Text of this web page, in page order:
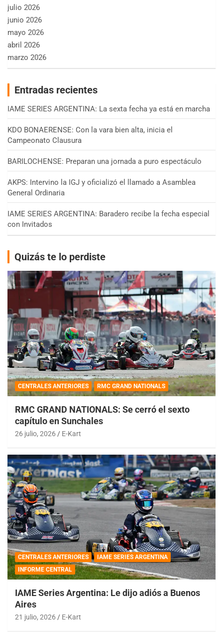
julio 2026
junio 2026
mayo 2026
abril 2026
marzo 2026
Entradas recientes
IAME SERIES ARGENTINA: La sexta fecha ya está en marcha
KDO BONAERENSE: Con la vara bien alta, inicia el
Campeonato Clausura
BARILOCHENSE: Preparan una jornada a puro espectáculo
AKPS: Intervino la IGJ y oficializó el llamado a Asamblea
General Ordinaria
IAME SERIES ARGENTINA: Baradero recibe la fecha especial
con Invitados
Quizás te lo perdiste
CENTRALES ANTERIORES RMC GRAND NATIONALS
RMC GRAND NATIONALS: Se cerró el sexto
capítulo en Sunchales
26 julio, 2026 E-Kart
CENTRALES ANTERIORES
IAME SERIES ARGENTINA
INFORME CENTRAL
IAME Series Argentina: Le dijo adiós a Buenos
Aires
21 julio, 2026 E-Kart